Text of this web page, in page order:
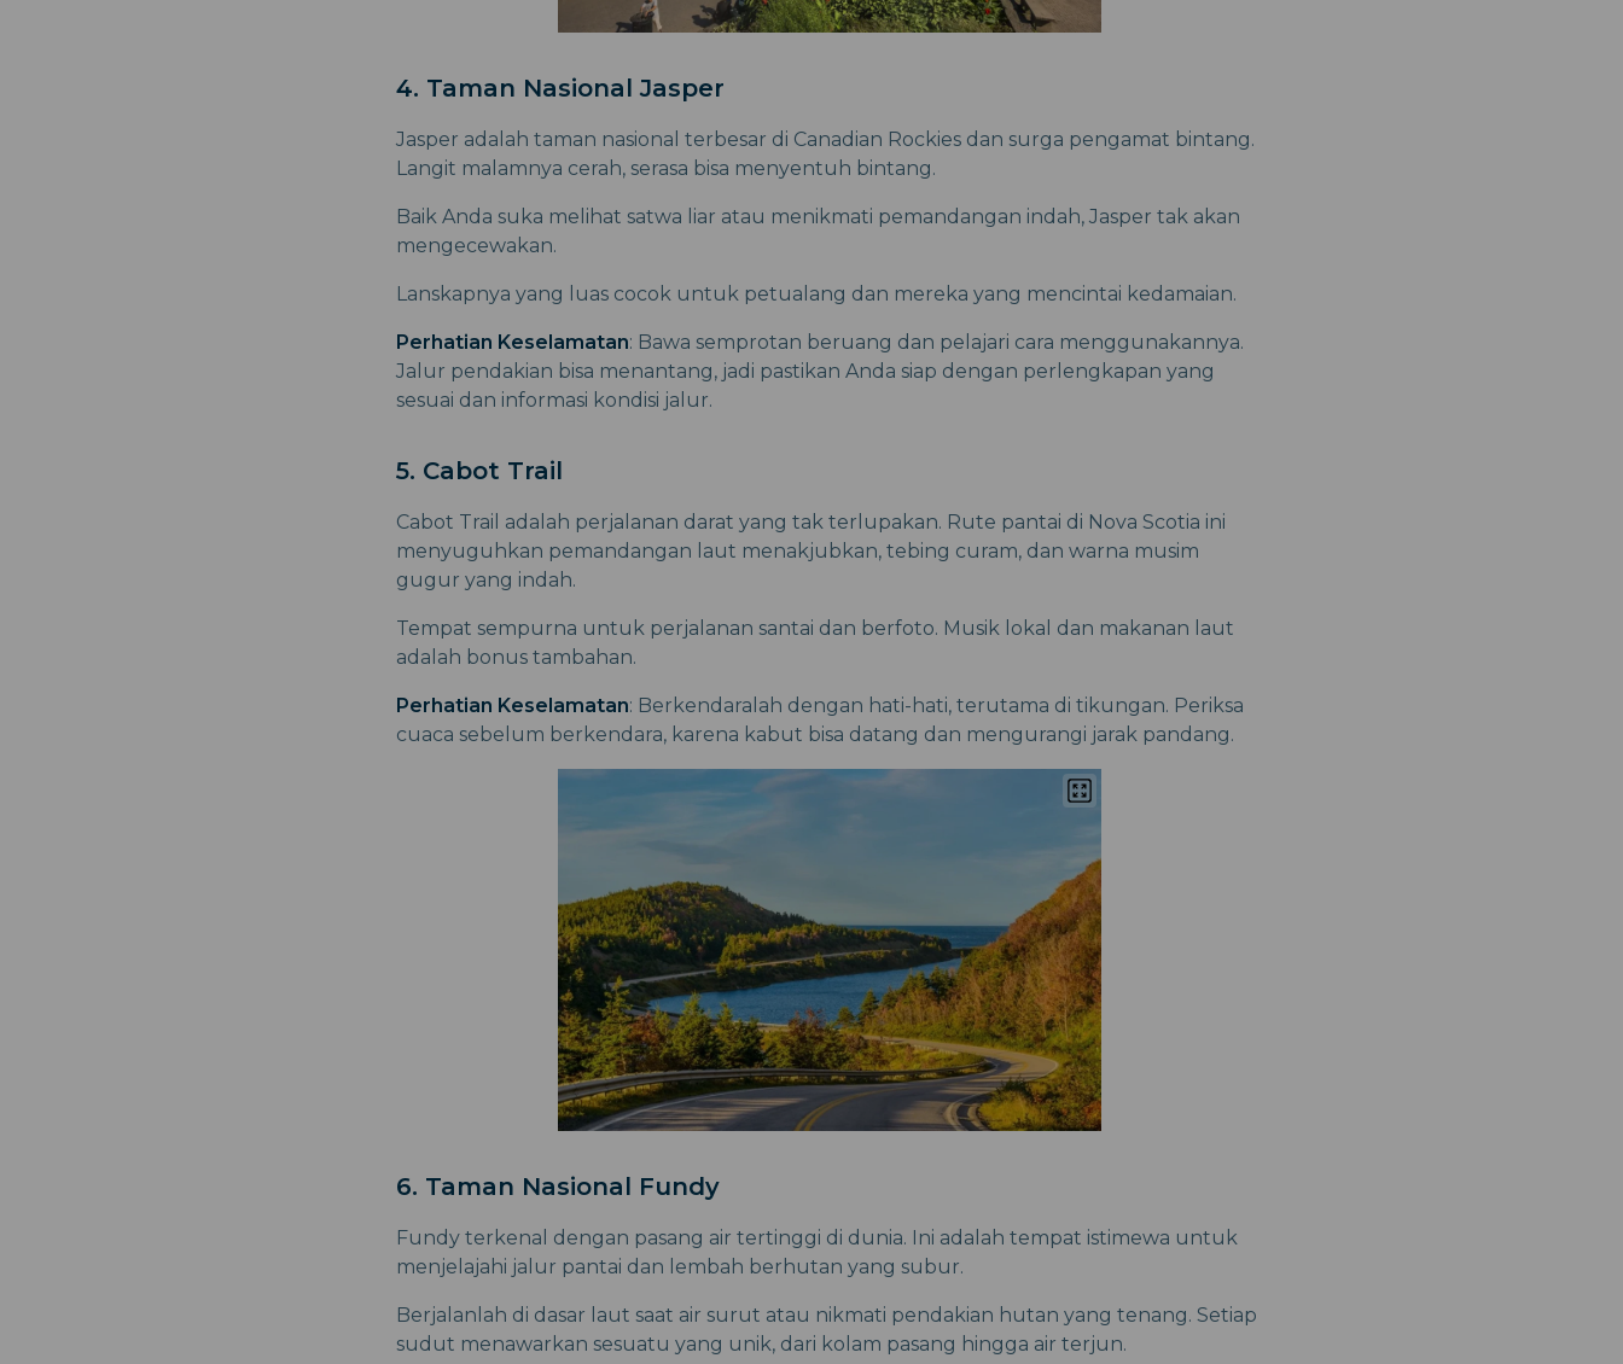
4. Taman Nasional Jasper
Jasper adalah taman nasional terbesar di Canadian Rockies dan surga pengamat bintang.
Langit malamnya cerah, serasa bisa menyentuh bintang.
Baik Anda suka melihat satwa liar atau menikmati pemandangan indah, Jasper tak akan
mengecewakan.
Lanskapnya yang luas cocok untuk petualang dan mereka yang mencintai kedamaian.
Perhatian Keselamatan: Bawa semprotan beruang dan pelajari cara menggunakannya.
Jalur pendakian bisa menantang, jadi pastikan Anda siap dengan perlengkapan yang
sesuai dan informasi kondisi jalur.
5. Cabot Trail
Cabot Trail adalah perjalanan darat yang tak terlupakan. Rute pantai di Nova Scotia ini
menyuguhkan pemandangan laut menakjubkan, tebing curam, dan warna musim
gugur yang indah.
Tempat sempurna untuk perjalanan santai dan berfoto. Musik lokal dan makanan laut
adalah bonus tambahan.
Perhatian Keselamatan: Berkendaralah dengan hati-hati, terutama di tikungan. Periksa
cuaca sebelum berkendara, karena kabut bisa datang dan mengurangi jarak pandang.
6. Taman Nasional Fundy
Fundy terkenal dengan pasang air tertinggi di dunia. Ini adalah tempat istimewa untuk
menjelajahi jalur pantai dan lembah berhutan yang subur.
Berjalanlah di dasar laut saat air surut atau nikmati pendakian hutan yang tenang. Setiap
sudut menawarkan sesuatu yang unik, dari kolam pasang hingga air terjun.